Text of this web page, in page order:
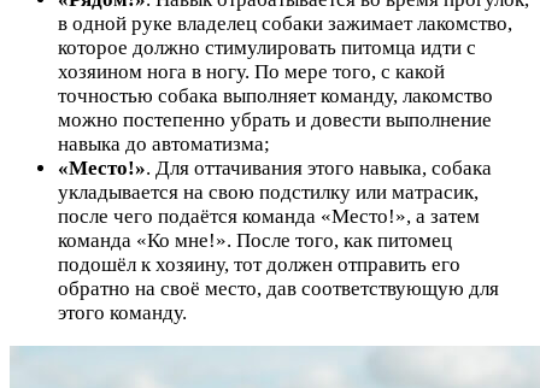
в одной руке владелец собаки зажимает лакомство,
которое должно стимулировать питомца идти с
хозяином нога в ногу. По мере того, с какой
точностью собака выполняет команду, лакомство
можно постепенно убрать и довести выполнение
навыка до автоматизма;
«Место!». Для оттачивания этого навыка, собака
укладывается на свою подстилку или матрасик,
после чего подаётся команда «Место!», а затем
команда «Ко мне!». После того, как питомец
подошёл к хозяину, тот должен отправить его
обратно на своё место, дав соответствующую для
этого команду.